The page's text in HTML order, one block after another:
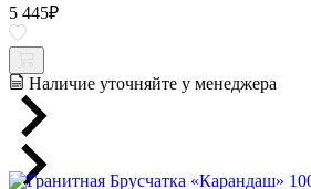
5 445₽
Наличие уточняйте у менеджера